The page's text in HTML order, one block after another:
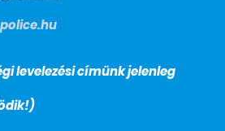
levelezési címünk jelenleg